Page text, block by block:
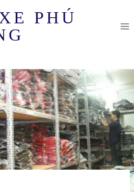
PHÚ